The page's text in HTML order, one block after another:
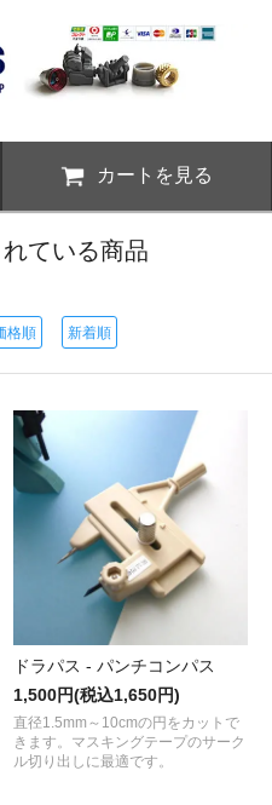
カートを見る
ている商品
格順 新着順
ドラパス - パンチコンパス
1,500円(税込1,650円)
直径1.5mm～10cmの円をカットで
きます。マスキングテープのサーク
ル切り出しに最適です。